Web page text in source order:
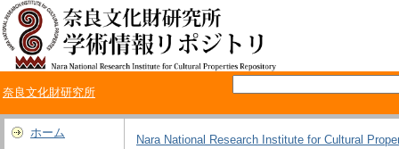
奈良文化財研究所
ホーム
Nara National Research Institute for Cultural